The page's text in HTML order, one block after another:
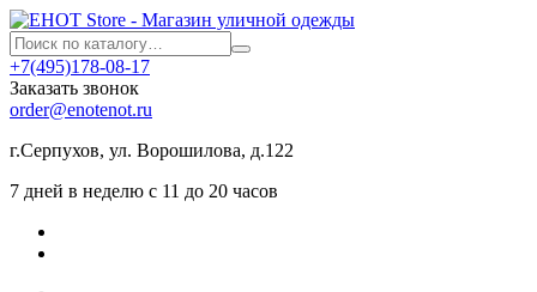
+7(495)178-08-17
Заказать звонок
order@enotenot.ru
г.Серпухов, ул. Ворошилова, д.122
7 дней в неделю с 11 до 20 часов